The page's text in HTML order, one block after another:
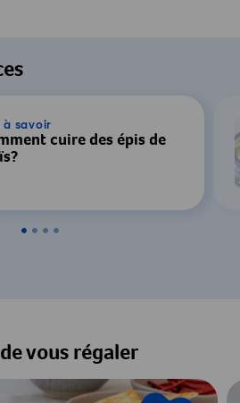
à savoir
cuire des épis de
vous régaler